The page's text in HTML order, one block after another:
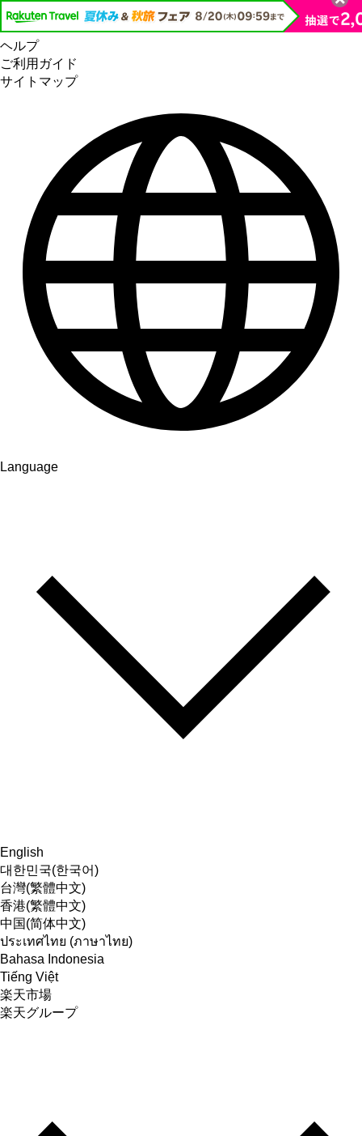
ヘルプ
ご利用ガイド
サイトマップ
Language
English
대한민국(한국어)
台灣(繁體中文)
香港(繁體中文)
中国(简体中文)
ประเทศไทย (ภาษาไทย)
Bahasa Indonesia
Tiếng Việt
楽天市場
楽天グループ